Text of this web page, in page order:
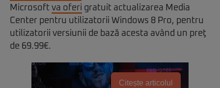
Microsoft va oferi gratuit actualizarea Media
Center pentru utilizatorii Windows 8 Pro, pentru
utilizatorii versiunii de bază acesta având un preţ
de 69.99€.
Citește articolul